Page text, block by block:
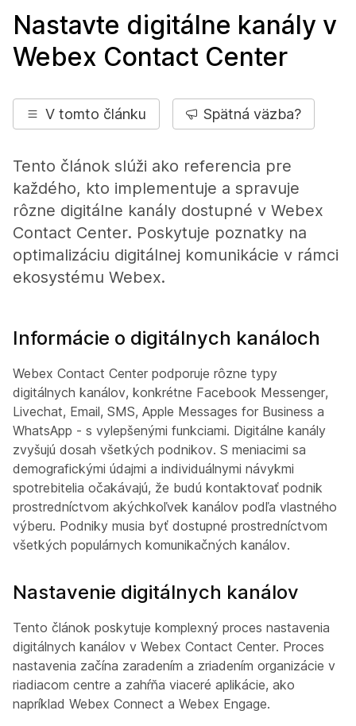
Nastavte digitálne kanály v
Webex Contact Center
V tomto článku Spätná väzba?
Tento článok slúži ako referencia pre
každého, kto implementuje a spravuje
rôzne digitálne kanály dostupné v Webex
Contact Center. Poskytuje poznatky na
optimalizáciu digitálnej komunikácie v rámci
ekosystému Webex.
Informácie o digitálnych kanáloch
Webex Contact Center podporuje rôzne typy
digitálnych kanálov, konkrétne Facebook Messenger,
Livechat, Email, SMS, Apple Messages for Business a
WhatsApp - s vylepšenými funkciami. Digitálne kanály
zvyšujú dosah všetkých podnikov. S meniacimi sa
demografickými údajmi a individuálnymi návykmi
spotrebitelia očakávajú, že budú kontaktovať podnik
prostredníctvom akýchkoľvek kanálov podľa vlastného
výberu. Podniky musia byť dostupné prostredníctvom
všetkých populárnych komunikačných kanálov.
Nastavenie digitálnych kanálov
Tento článok poskytuje komplexný proces nastavenia
digitálnych kanálov v Webex Contact Center. Proces
nastavenia začína zaradením a zriadením organizácie v
riadiacom centre a zahŕňa viaceré aplikácie, ako
napríklad Webex Connect a Webex Engage.